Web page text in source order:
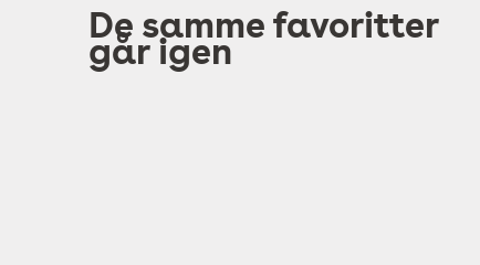
De samme favoritter
går igen